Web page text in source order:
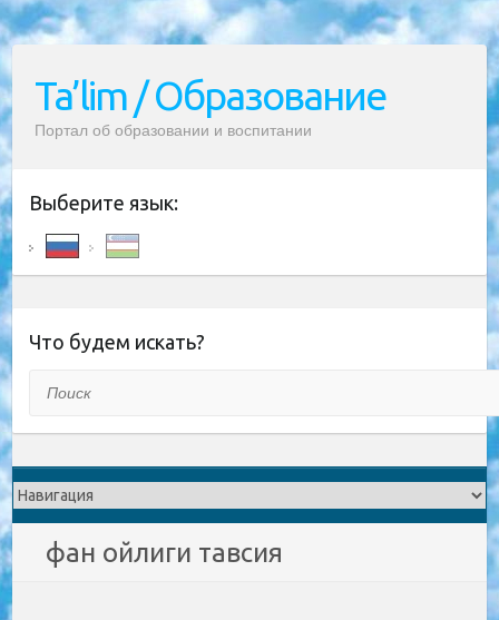
Ta’lim / Образование
Портал об образовании и воспитании
Выберите язык:
Что будем искать?
фан ойлиги тавсия